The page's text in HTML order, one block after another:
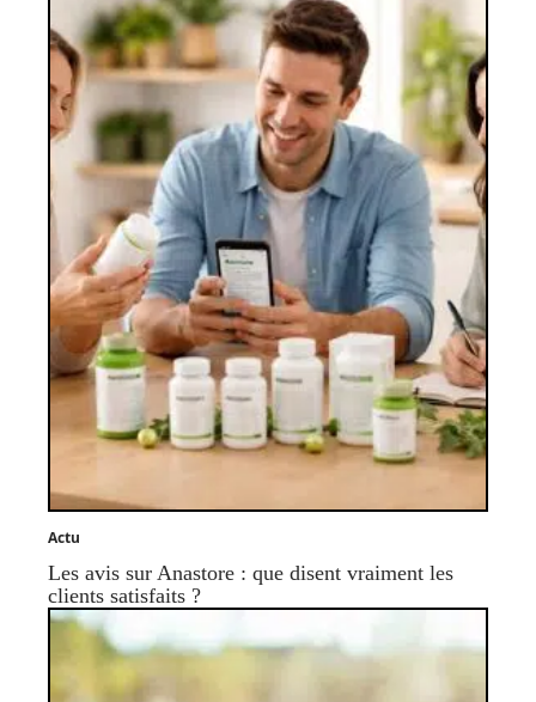
Actu
Les avis sur Anastore : que disent vraiment les
clients satisfaits ?